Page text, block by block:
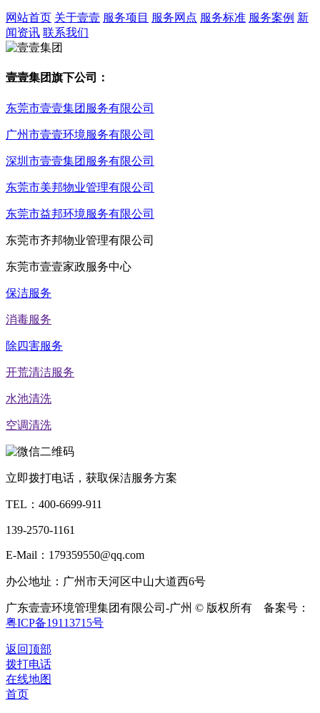
网站首页 关于壹壹 服务项目 服务网点 服务标准 服务案例 新
闻资讯 联系我们
壹壹集团旗下公司：
东莞市壹壹集团服务有限公司
广州市壹壹环境服务有限公司
深圳市壹壹集团服务有限公司
东莞市美邦物业管理有限公司
东莞市益邦环境服务有限公司
东莞市齐邦物业管理有限公司
东莞市壹壹家政服务中心
保洁服务
消毒服务
除四害服务
开荒清洁服务
水池清洗
空调清洗
立即拨打电话，获取保洁服务方案
TEL： 400-6699-911
139-2570-1161
E-Mail：179359550@qq.com
办公地址：广州市天河区中山大道西6号
广东壹壹环境管理集团有限公司-广州 © 版权所有 备案号：
粤ICP备19113715号
返回顶部
拨打电话
在线地图
首页